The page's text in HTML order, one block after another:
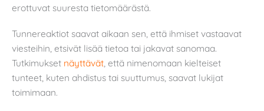
erottuvat suuresta tietomäärästä.
Tunnereaktiot saavat aikaan sen, että ihmiset vastaavat
viesteihin, etsivät lisää tietoa tai jakavat sanomaa.
Tutkimukset näyttävät , että nimenomaan kielteiset
tunteet, kuten ahdistus tai suuttumus, saavat lukijat
toimimaan.